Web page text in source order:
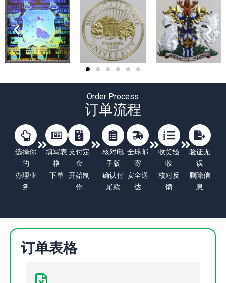
Order Process
订单流程
选择你
的
办理业
务
填写表
格
下单
支付定
金
开始制
作
核对电
子版
确认付
尾款
全球邮
寄
安全送
达
收货验
收
核对反
馈
验证无
误
删除信
息
订单表格